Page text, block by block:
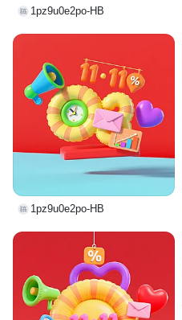
1pz9u0e2po-HB
1pz9u0e2po-HB